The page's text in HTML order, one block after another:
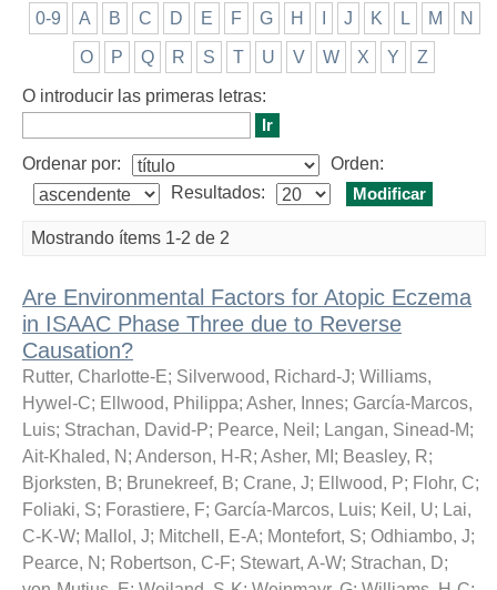
0-9 A B C D E F G H J K L M N
O P Q R S T U V W X Y Z
O introducir las primeras letras:
Ordenar por:
Orden:
Resultados:
Mostrando ítems 1-2 de 2
Are Environmental Factors for Atopic Eczema
in ISAAC Phase Three due to Reverse
Causation?
Rutter, Charlotte-E; Silverwood, Richard-J; Williams,
Hywel-C; Ellwood, Philippa; Asher, Innes; García-Marcos,
Luis; Strachan, David-P; Pearce, Neil ; Langan, Sinead-M;
Ait-Khaled, N ; Anderson, H-R; Asher, MI ; Beasley, R;
Bjorksten, B; Brunekreef, B; Crane, J; Ellwood, P; Flohr, C;
Foliaki, S; Forastiere, F; García-Marcos, Luis; Keil, U; Lai,
C-K-W; Mallol, J; Mitchell, E-A; Montefort, S; Odhiambo, J;
Pearce, N ; Robertson, C-F; Stewart, A-W; Strachan, D;